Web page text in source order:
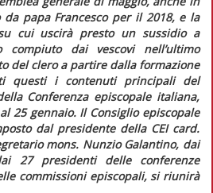
papa Francesco per il 2018, e la
cui uscirà presto un sussidio a
compiuto dai vescovi nell’ultimo
del clero a partire dalla formazione
questi i contenuti principali del
Conferenza episcopale italiana,
25 gennaio. Il Consiglio episcopale
dal presidente della CEI card.
mons. Nunzio Galantino, dai
27 presidenti delle conferenze
commissioni episcopali, si riunirà